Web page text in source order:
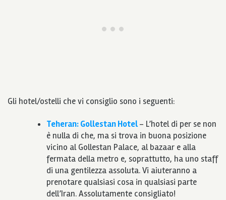
Gli hotel/ostelli che vi consiglio sono i seguenti:
Teheran: Gollestan Hotel– L’hotel di per se non
è nulla di che, ma si trova in buona posizione
vicino al Gollestan Palace, al bazaar e alla
fermata della metro e, soprattutto, ha uno staff
di una gentilezza assoluta. Vi aiuteranno a
prenotare qualsiasi cosa in qualsiasi parte
dell’Iran. Assolutamente consigliato!